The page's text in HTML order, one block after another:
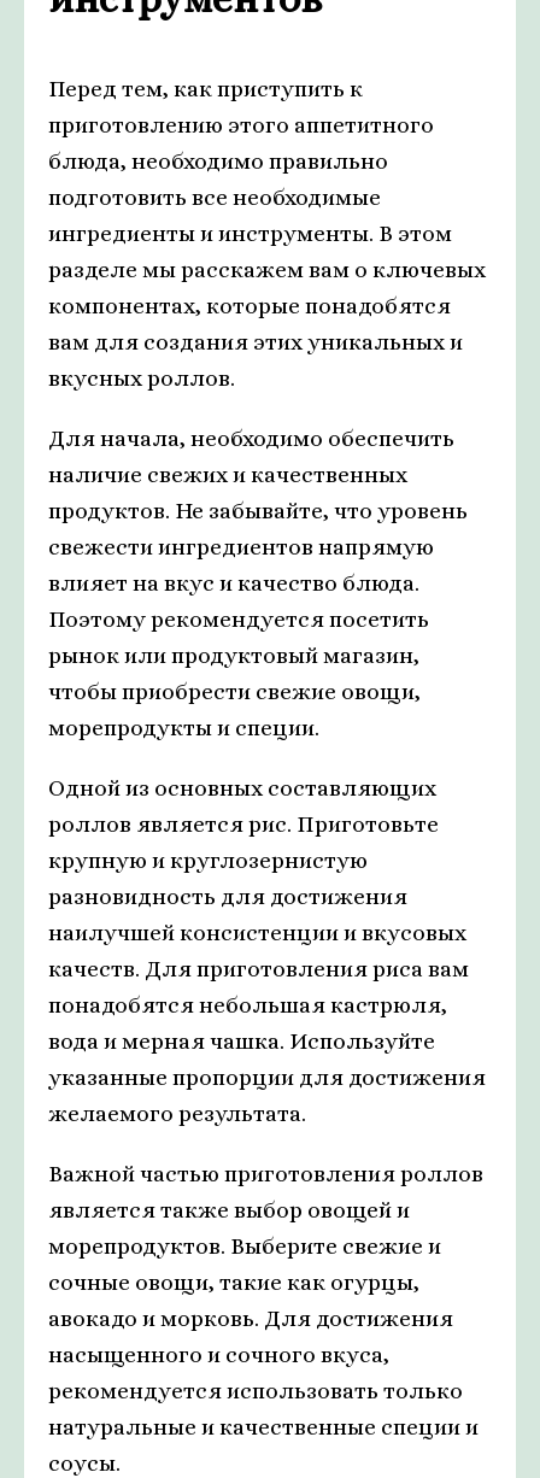
Перед тем, как приступить к
приготовлению этого аппетитного
блюда, необходимо правильно
подготовить все необходимые
ингредиенты и инструменты. В этом
разделе мы расскажем вам о ключевых
компонентах, которые понадобятся
вам для создания этих уникальных и
вкусных роллов.
Для начала, необходимо обеспечить
наличие свежих и качественных
продуктов. Не забывайте, что уровень
свежести ингредиентов напрямую
влияет на вкус и качество блюда.
Поэтому рекомендуется посетить
рынок или продуктовый магазин,
чтобы приобрести свежие овощи,
морепродукты и специи.
Одной из основных составляющих
роллов является рис. Приготовьте
крупную и круглозернистую
разновидность для достижения
наилучшей консистенции и вкусовых
качеств. Для приготовления риса вам
понадобятся небольшая кастрюля,
вода и мерная чашка. Используйте
указанные пропорции для достижения
желаемого результата.
Важной частью приготовления роллов
является также выбор овощей и
морепродуктов. Выберите свежие и
сочные овощи, такие как огурцы,
авокадо и морковь. Для достижения
насыщенного и сочного вкуса,
рекомендуется использовать только
натуральные и качественные специи и
соусы.